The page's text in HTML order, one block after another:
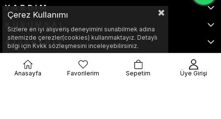
YARDIM
ALIŞVERİŞ
Çerez Kullanımı
Sizlere en iyi alışveriş deneyimini sunabilmek adına
sitemizde çerezler(cookies) kullanmaktayız. Detaylı
bilgi için Kvkk sözleşmesini inceleyebilirsiniz.
Anasayfa Favorilerim Sepetim Üye Girişi